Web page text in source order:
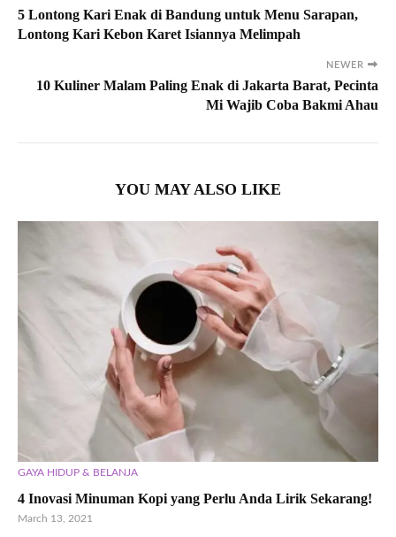
5 Lontong Kari Enak di Bandung untuk Menu Sarapan,
Lontong Kari Kebon Karet Isiannya Melimpah
NEWER
10 Kuliner Malam Paling Enak di Jakarta Barat, Pecinta
Mi Wajib Coba Bakmi Ahau
YOU MAY ALSO LIKE
GAYA HIDUP & BELANJA
4 Inovasi Minuman Kopi yang Perlu Anda Lirik Sekarang!
March 13, 2021